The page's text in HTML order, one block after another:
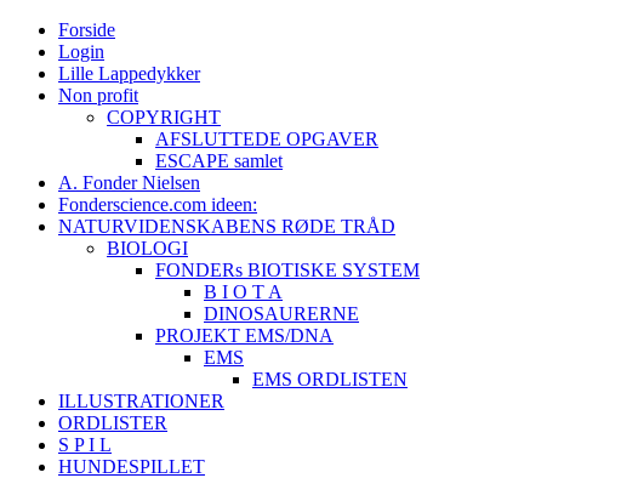
Forside
Login
Lille Lappedykker
Non profit
COPYRIGHT
AFSLUTTEDE OPGAVER
ESCAPE samlet
A. Fonder Nielsen
Fonderscience.com ideen:
NATURVIDENSKABENS RØDE TRÅD
BIOLOGI
FONDERs BIOTISKE SYSTEM
B I O T A
DINOSAURERNE
PROJEKT EMS/DNA
EMS
EMS ORDLISTEN
ILLUSTRATIONER
ORDLISTER
S P I L
HUNDESPILLET